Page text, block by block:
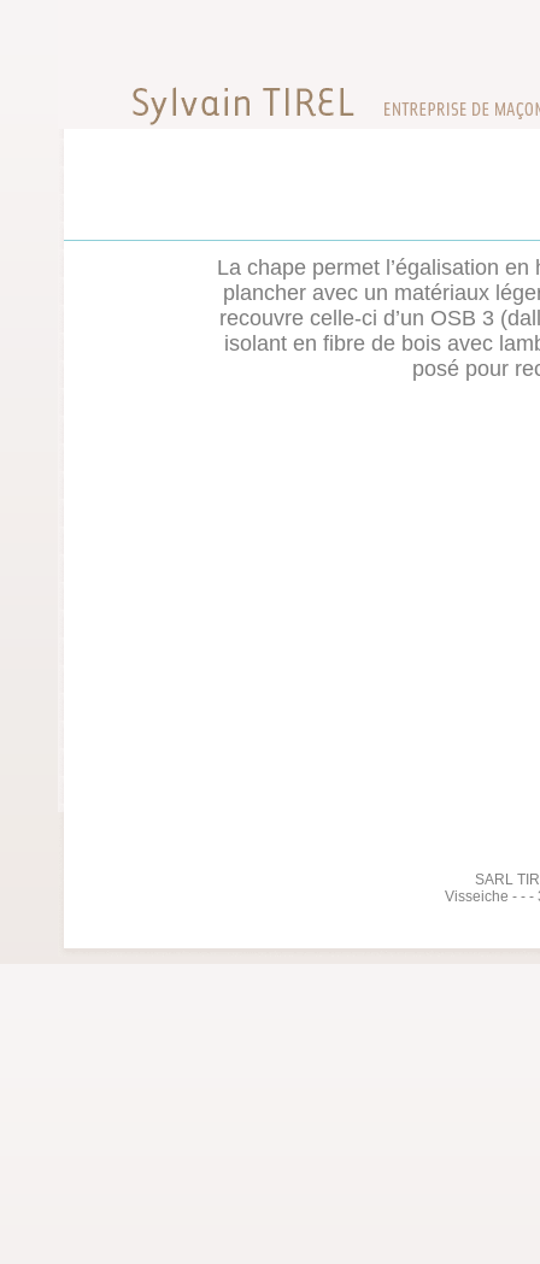
La chape permet l’égalisation
plancher avec un matériaux
recouvre celle-ci d’un OSB 3
isolant en fibre de bois avec
posé pour
SARL
Visseiche - - -